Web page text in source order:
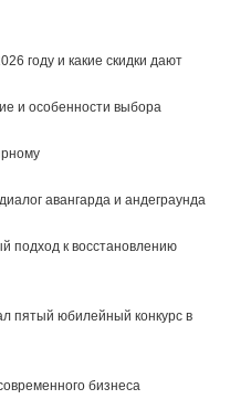
году и какие скидки дают
и особенности выбора
авангарда и андеграунда
подход к восстановлению
пятый юбилейный конкурс в
бизнеса